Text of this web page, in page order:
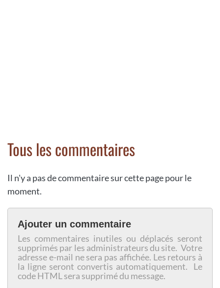
Tous les commentaires
Il n'y a pas de commentaire sur cette page pour le
moment.
Ajouter un commentaire
Les commentaires inutiles ou déplacés seront
supprimés par les administrateurs du site. Votre
adresse e-mail ne sera pas affichée. Les retours à
la ligne seront convertis automatiquement. Le
code HTML sera supprimé du message.